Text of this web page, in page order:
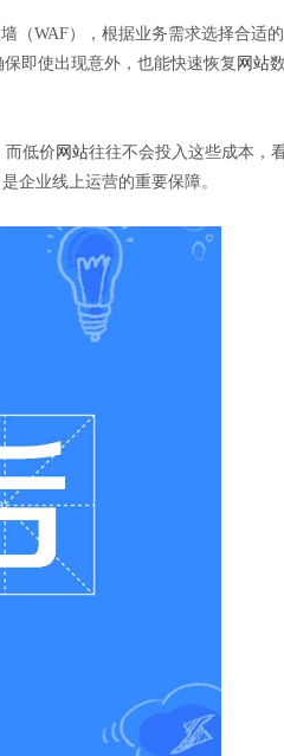
（WAF），根据业务需求选择合适
即使出现意外，也能快速恢复 网站
而低价 网站往往不会投入这些成本，
企业线上运营的重要保障。